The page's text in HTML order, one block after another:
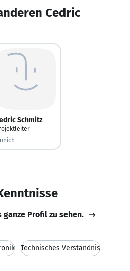
Cedric
Schmitz
ganze Profil zu sehen.
Technisches Verständnis